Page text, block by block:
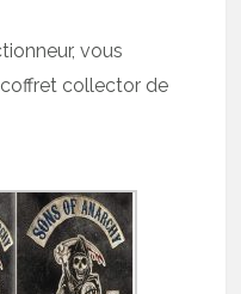
vous
collector de